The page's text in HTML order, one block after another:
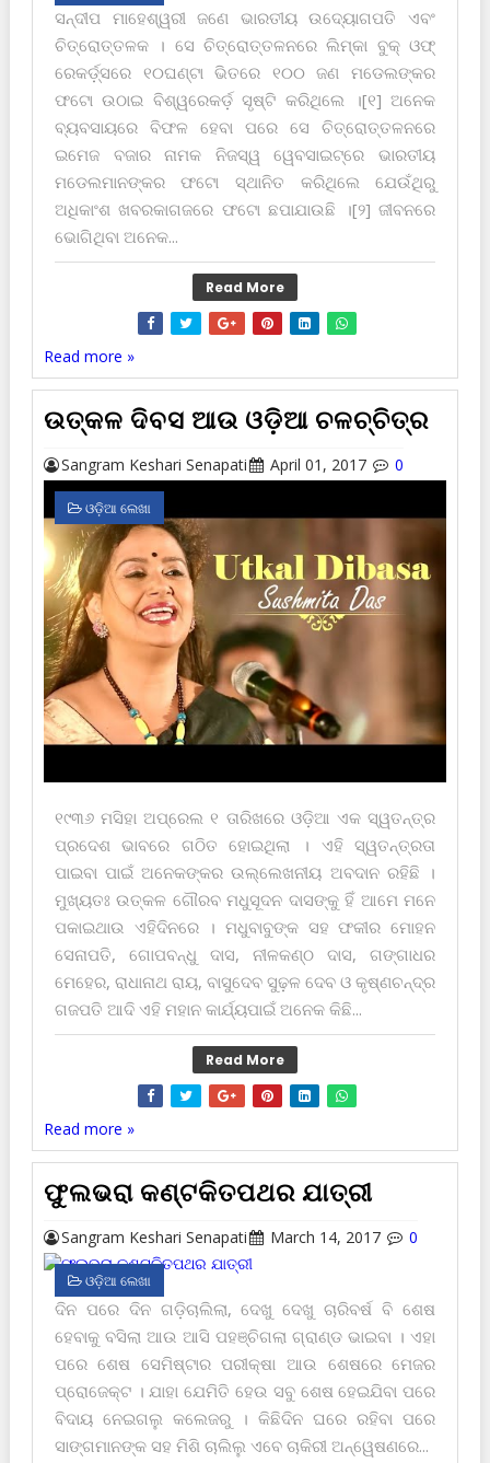
ସନ୍ଦୀପ ମାହେଶ୍ୱରୀ ଜଣେ ଭାରତୀୟ ଉଦ୍ୟୋଗପତି ଏବଂ
ଚିତ୍ରୋତ୍ତଳକ । ସେ ଚିତ୍ରୋତ୍ତଳନରେ ଲିମ୍‌କା ବୁକ୍ ଓଫ୍
ରେକର୍ଡ଼୍ସରେ ୧୦ଘଣ୍ଟା ଭିତରେ ୧୦୦ ଜଣ ମଡେଲଙ୍କର
ଫଟୋ ଉଠାଇ ବିଶ୍ୱରେକର୍ଡ଼ ସୃଷ୍ଟି କରିଥିଲେ ।[୧] ଅନେକ
ବ୍ୟବସାୟରେ ବିଫଳ ହେବା ପରେ ସେ ଚିତ୍ରୋତ୍ତଳନରେ
ଇମେଜ ବଜାର ନାମକ ନିଜସ୍ୱ ୱେବସାଇଟ୍‌ରେ ଭାରତୀୟ
ମଡେଲମାନଙ୍କର ଫଟୋ ସ୍ଥାନିତ କରିଥିଲେ ଯେଉଁଥିରୁ
ଅଧିକାଂଶ ଖବରକାଗଜରେ ଫଟୋ ଛପାଯାଉଛି ।[୨] ଜୀବନରେ
ଭୋଗିଥିବା ଅନେକ...
Read More
Read more »
ଉତ୍କଳ ଦିବସ ଆଉ ଓଡ଼ିଆ ଚଳଚ୍ଚିତ୍ର
Sangram Keshari Senapati April 01, 2017 0
ଓଡ଼ିଆ ଲେଖା
୧୯୩୬ ମସିହା ଅପ୍ରେଲ ୧ ତାରିଖରେ ଓଡ଼ିଆ ଏକ ସ୍ୱତନ୍ତ୍ର
ପ୍ରଦେଶ ଭାବରେ ଗଠିତ ହୋଇଥିଲା । ଏହି ସ୍ୱତନ୍ତ୍ରତା
ପାଇବା ପାଇଁ ଅନେକଙ୍କର ଉଲ୍ଲେଖନୀୟ ଅବଦାନ ରହିଛି ।
ମୁଖ୍ୟତଃ ଉତ୍କଳ ଗୌରବ ମଧୁସୂଦନ ଦାସଙ୍କୁ ହିଁ ଆମେ ମନେ
ପକାଇଥାଉ ଏହିଦିନରେ । ମଧୁବାବୁଙ୍କ ସ‌ହ ଫକୀର ମୋହନ
ସେନାପତି, ଗୋପବନ୍ଧୁ ଦାସ, ନୀଳକଣ୍ଠ ଦାସ, ଗଙ୍ଗାଧର
ମେହେର, ରାଧାନାଥ ରାୟ, ବାସୁଦେବ ସୁଢ଼ଳ ଦେବ ଓ କୃଷ୍ଣଚନ୍ଦ୍ର
ଗଜପତି ଆଦି ଏହି ମହାନ କାର୍ଯ୍ୟପାଇଁ ଅନେକ କିଛି...
Read More
Read more »
ଫୁଲଭରା କଣ୍ଟକିତପଥର ଯାତ୍ରୀ
Sangram Keshari Senapati March 14, 2017 0
ଓଡ଼ିଆ ଲେଖା
ଦିନ ପରେ ଦିନ ଗଡ଼ିଚାଲିଲା, ଦେଖୁ ଦେଖୁ ଚାରିବର୍ଷ ବି ଶେଷ
ହେବାକୁ ବସିଲା ଆଉ ଆସି ପ‌ହ‌ଞ୍ଚିଗଲା ଗ୍ରାଣ୍ଡ ଭାଇବା । ଏହା
ପରେ ଶେଷ ସେମିଷ୍ଟାର ପରୀକ୍ଷା ଆଉ ଶେଷରେ ମେଜର
ପ୍ରୋଜେକ୍ଟ । ଯାହା ଯେମିତି ହେଉ ସବୁ ଶେଷ ହେଇଯିବା ପରେ
ବିଦାୟ ନେଇଗଲୁ କଲେଜରୁ । କିଛିଦିନ ଘରେ ରହିବା ପରେ
ସାଙ୍ଗମାନଙ୍କ ସ‌ହ ମିଶି ଚାଲିଲୁ ଏବେ ଚାକିରୀ ଅନ୍ୱେଷଣରେ...